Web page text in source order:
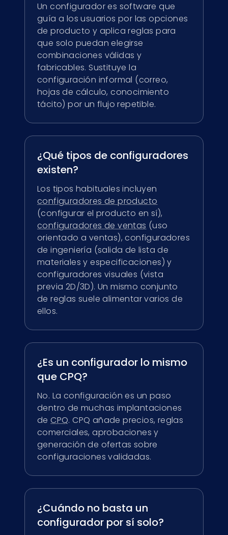
Un configurador es software que
guía a los usuarios por las opciones
de producto y aplica reglas para
que solo puedan elegirse
combinaciones válidas y
fabricables. Sustituye la
configuración informal (correo,
hojas de cálculo, conocimiento
tácito) por un flujo repetible.
¿Qué tipos de configuradores
existen?
Los tipos habituales incluyen
configuradores de producto
(configurar el producto en sí),
configuradores de ventas (uso
orientado a ventas), configuradores
de ingeniería (salida de lista de
materiales y especificaciones) y
configuradores visuales (vista
previa 2D/3D). Un mismo conjunto
de reglas suele alimentar varios de
ellos.
¿Es un configurador lo mismo
que CPQ?
No. La configuración es un paso
dentro de muchas implantaciones
deCPQ. CPQ añade precios, reglas
comerciales, aprobaciones y
generación de ofertas sobre
configuraciones validadas.
¿Cuándo no basta un
configurador por sí solo?